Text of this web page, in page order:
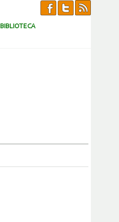
BIBLIOTECA